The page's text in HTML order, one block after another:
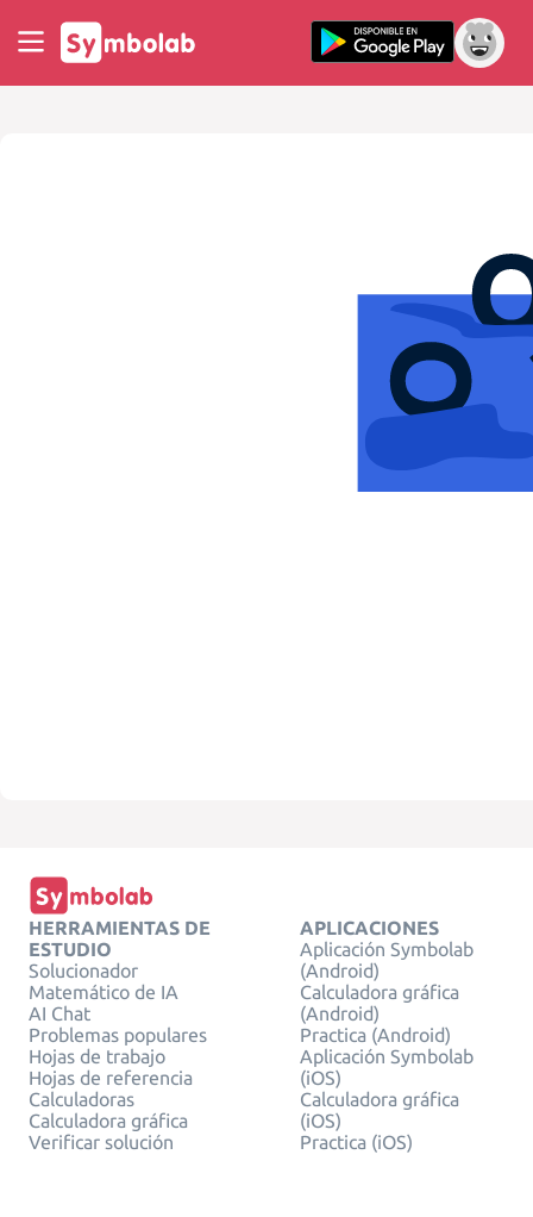
HERRAMIENTAS DE
ESTUDIO
Solucionador
Matemático de IA
AI Chat
Problemas populares
Hojas de trabajo
Hojas de referencia
Calculadoras
Calculadora gráfica
Verificar solución
APLICACIONES
Aplicación Symbolab
(Android)
Calculadora gráfica
(Android)
Practica (Android)
Aplicación Symbolab
(iOS)
Calculadora gráfica
(iOS)
Practica (iOS)